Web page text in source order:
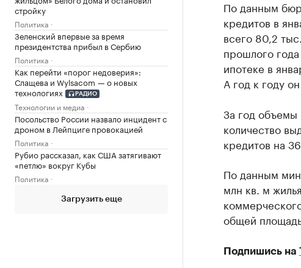
стройку
Политика
Зеленский впервые за время
президентства прибыл в Сербию
Политика
Как перейти «порог недоверия»:
Слащева и Wylsacom — о новых
технологиях
РАДИО
Технологии и медиа
Посольство России назвало инцидент с
дроном в Лейпциге провокацией
Политика
Рубио рассказал, как США затягивают
«петлю» вокруг Кубы
Политика
Загрузить еще
По данным
кредитов в
всего 80,2
прошлого
ипотеке в
А год к году
За год объемы
количество
кредитов на
По данным
млн кв. м
общей
Подпишись на